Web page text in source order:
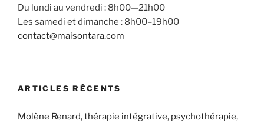
Du lundi au vendredi : 8h00—21h00
Les samedi et dimanche : 8h00–19h00
contact@maisontara.com
ARTICLES RÉCENTS
Molène Renard, thérapie intégrative, psychothérapie,